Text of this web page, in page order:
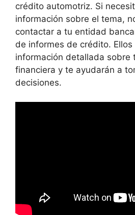
crédito automotriz. Si
información sobre el tema,
contactar a tu entidad
de informes de crédito.
información detallada sobre
financiera y te ayudarán a
decisiones.